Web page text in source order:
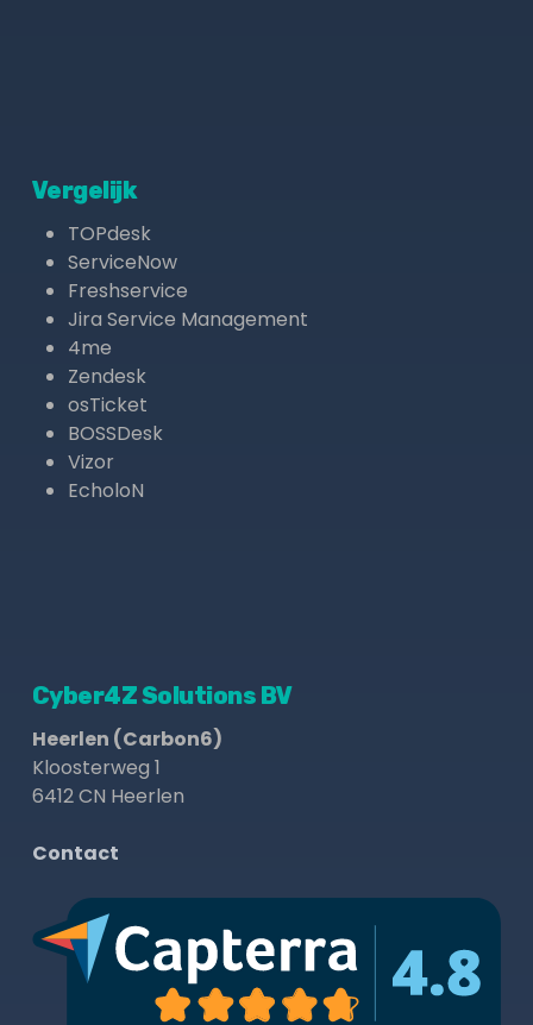
Vergelijk
TOPdesk
ServiceNow
Freshservice
Jira Service Management
4me
Zendesk
osTicket
BOSSDesk
Vizor
EcholoN
Cyber4Z Solutions BV
Heerlen (Carbon6)
Kloosterweg 1
6412 CN Heerlen
Contact